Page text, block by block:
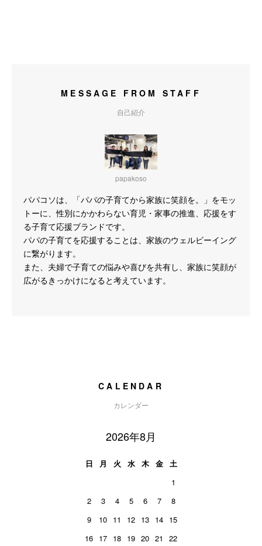
MESSAGE FROM STAFF
自己紹介
papakoso
パパコソは、「パパの子育てから家族に笑顔を。」をモッ
トーに、性別にかかわらない育児・家事の推進、応援をす
る子育て応援ブランドです。
パパの子育てを応援することは、家族のウェルビーイング
に繋がります。
また、夫婦で子育ての悩みや喜びを共有し、家族に笑顔が
広がるきっかけになると考えています。
CALENDAR
カレンダー
2026年8月
日 月 火 水 木 金
土
1
2
3 4 5 6 7
8
9
10 11 12 13 14 15
16 17 18 19 20 21
22